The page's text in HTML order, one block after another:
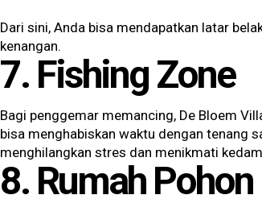
Dari sini, Anda bisa mendapatkan latar
kenangan.
7. Fishing Zone
Bagi penggemar memancing, De Bloem
bisa menghabiskan waktu dengan tenang
menghilangkan stres dan menikmati
8. Rumah Pohon